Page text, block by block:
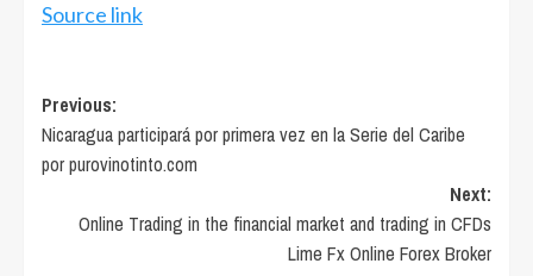
Source link
Post
navigation
Previous:
Nicaragua participará por primera vez en la Serie del Caribe
por purovinotinto.com
Next:
Online Trading in the financial market and trading in CFDs
Lime Fx Online Forex Broker